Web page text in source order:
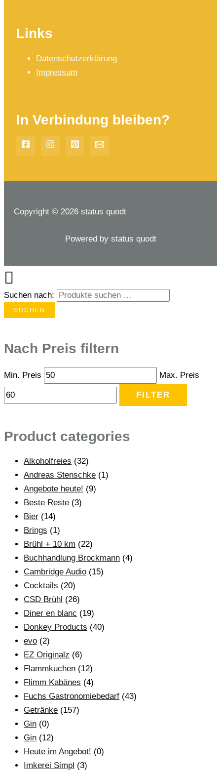
Links
Datenschutzerklärung
Impressum
In Verbindung bleiben?
Copyright © 2026 status quodt
Powered by status quodt
Suchen nach:
SUCHEN
Nach Preis filtern
Min. Preis Max. Preis
FILTER
Product categories
Alkoholfreies (32)
Andreas Stenschke (1)
Angebote heute! (9)
Beste Reste (3)
Bier (14)
Brings (1)
Brühl + 10 km (22)
Buchhandlung Brockmann (4)
Cambridge Audio (15)
Cocktails (20)
CSD Brühl (26)
Diner en blanc (19)
Donkey Products (40)
evo (2)
EZ Originalz (6)
Flammkuchen (12)
Flimm Kabänes (4)
Fuchs Gastronomiebedarf (43)
Getränke (157)
Gin (0)
Gin (12)
Heute im Angebot! (0)
Imkerei Simpl (3)